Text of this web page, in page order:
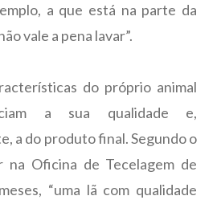
a que está na parte da
vale a pena lavar”.
do próprio animal
a sua qualidade e,
a do produto final. Segundo o
na Oficina de Tecelagem de
“uma lã com qualidade